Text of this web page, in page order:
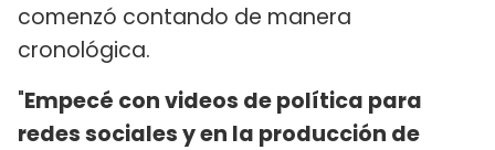
comenzó contando de manera
cronológica.
"Empecé con videos de política para
redes sociales y en la producción de